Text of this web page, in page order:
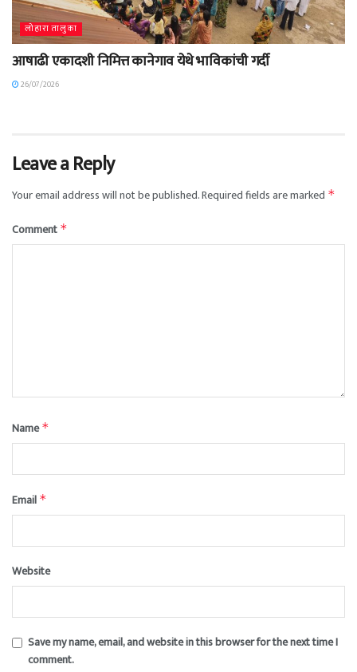
लोहारा तालुका
आषाढी एकादशी निमित्त कानेगाव येथे भाविकांची गर्दी
26/07/2026
Leave a Reply
Your email address will not be published.Required fields are marked *
Comment *
Name*
Email *
Website
Save my name, email, and website in this browser for the next time I
comment.